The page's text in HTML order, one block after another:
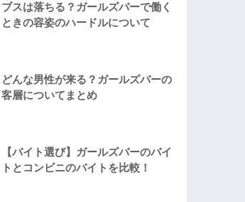
ブスは落ちる？ガールズバーで働く
ときの容姿のハードルについて
どんな男性が来る？ガールズバーの
客層についてまとめ
【バイト選び】ガールズバーのバイ
トとコンビニのバイトを比較！